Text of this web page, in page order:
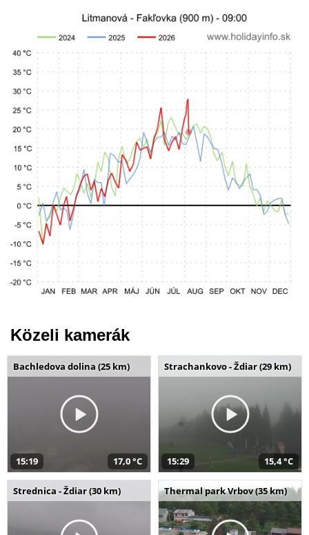
Közeli kamerák
Bachledova dolina (25 km)
15:19 17,0 °C
Strachankovo - Ždiar (29 km)
15:29 15,4 °C
Strednica - Ždiar (30 km) Thermal park Vrbov (35 km)